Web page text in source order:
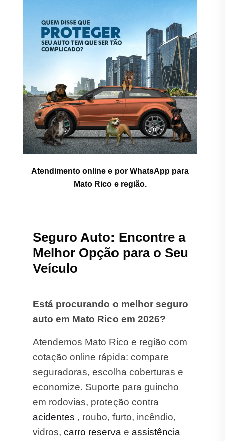
Atendimento online e por WhatsApp para
Mato Rico e região.
Seguro Auto: Encontre a
Melhor Opção para o Seu
Veículo
Está procurando o melhor seguro
auto em Mato Rico em 2026?
Atendemos Mato Rico e região com
cotação online rápida: compare
seguradoras, escolha coberturas e
economize. Suporte para guincho
em rodovias, proteção contra
acidentes , roubo, furto, incêndio,
vidros, carro reserva e assistência